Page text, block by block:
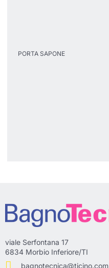
PORTA SAPONE
viale Serfontana 17
6834 Morbio Inferiore/TI
bagnotecnica@ticino.com